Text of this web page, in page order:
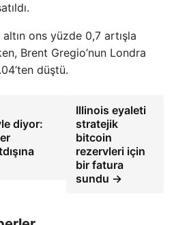
ons yüzde 0,7 artışla
Brent Gregio’nun Londra
düştü.
diyor:
Illinois eyaleti
stratejik
bitcoin
rezervleri için
bir fatura
sundu →